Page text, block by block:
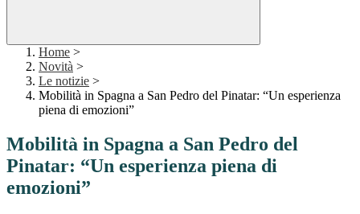
Home >
Novità >
Le notizie >
Mobilità in Spagna a San Pedro del Pinatar: “Un esperienza
piena di emozioni”
Mobilità in Spagna a San Pedro del
Pinatar: “Un esperienza piena di
emozioni”